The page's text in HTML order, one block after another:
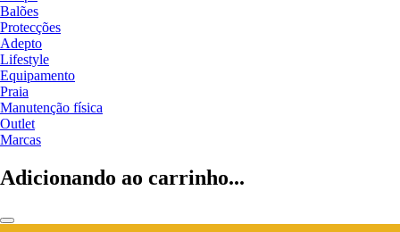
Balões
Protecções
Adepto
Lifestyle
Equipamento
Praia
Manutenção física
Outlet
Marcas
Adicionando ao carrinho...